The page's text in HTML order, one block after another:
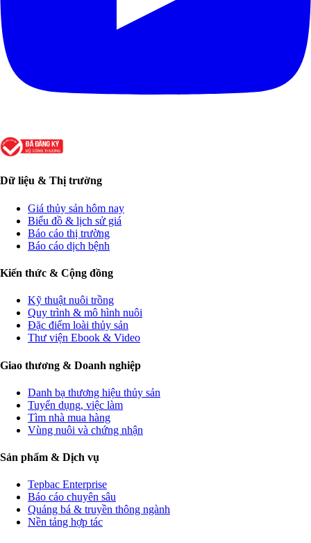
Dữ liệu & Thị trường
Giá thủy sản hôm nay
Biểu đồ & lịch sử giá
Báo cáo thị trường
Báo cáo dịch bệnh
Kiến thức & Cộng đồng
Kỹ thuật nuôi trồng
Quy trình & mô hình nuôi
Đặc điểm loài thủy sản
Thư viện Ebook & Video
Giao thương & Doanh nghiệp
Danh bạ thương hiệu thủy sản
Tuyển dụng, việc làm
Tìm nhà mua hàng
Vùng nuôi và chứng nhận
Sản phẩm & Dịch vụ
Tepbac Enterprise
Báo cáo chuyên sâu
Quảng bá & truyền thông ngành
Nền tảng hợp tác